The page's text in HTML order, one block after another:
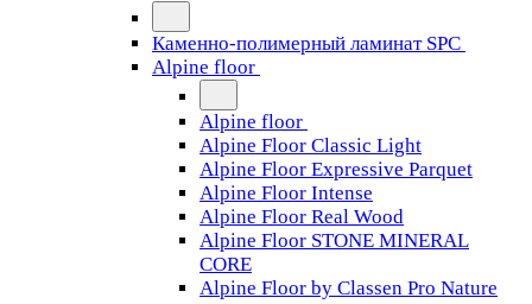
Каменно-полимерный ламинат SPC
Alpine floor
Alpine floor
Alpine Floor Classic Light
Alpine Floor Expressive Parquet
Alpine Floor Intense
Alpine Floor Real Wood
Alpine Floor STONE MINERAL
CORE
Alpine Floor by Classen Pro Nature